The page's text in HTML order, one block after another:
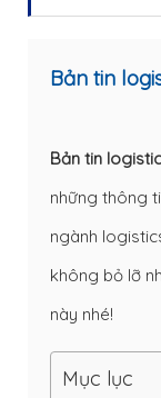
Bản tin
Bản tin
những thông
ngành
không bỏ lỡ
này nhé!
Mục lục